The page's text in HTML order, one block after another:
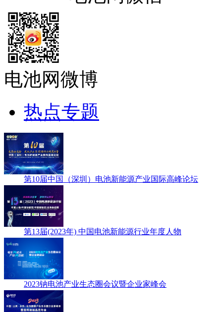
电池网微博
热点专题
第10届中国（深圳）电池新能源产业国际高峰论坛
第13届(2023年) 中国电池新能源行业年度人物
2023钠电池产业生态圈会议暨企业家峰会